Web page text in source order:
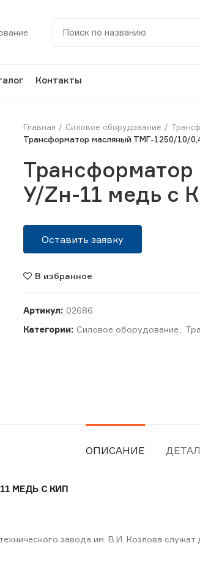
Контакты
Главная Силовое оборудование
Трансформатор масляный ТМГ-1250/10/
У/Zн-11 медь с
Оставить заявку
В избранное
Артикул: 02686
Категории: Силовое оборудование
ОПИСАНИЕ
МЕДЬ С КИП
завода им. В.И. Козлова служат